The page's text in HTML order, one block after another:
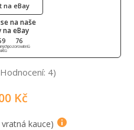
na naše
na eBay
76
pozorovatelů
na eBay
4)
Kč
kauce)